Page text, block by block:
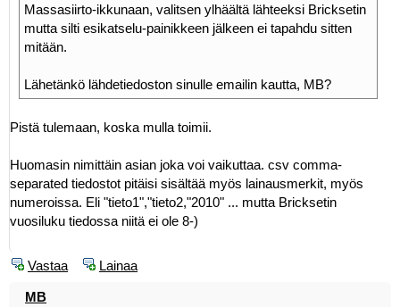
Massasiirto-ikkunaan, valitsen ylhäältä lähteeksi Bricksetin
mutta silti esikatselu-painikkeen jälkeen ei tapahdu sitten
mitään.
Lähetänkö lähdetiedoston sinulle emailin kautta, MB?
Pistä tulemaan, koska mulla toimii.
Huomasin nimittäin asian joka voi vaikuttaa. csv comma-
separated tiedostot pitäisi sisältää myös lainausmerkit, myös
numeroissa. Eli "tieto1","tieto2,"2010" ... mutta Bricksetin
vuosiluku tiedossa niitä ei ole 8-)
Vastaa Lainaa
MB